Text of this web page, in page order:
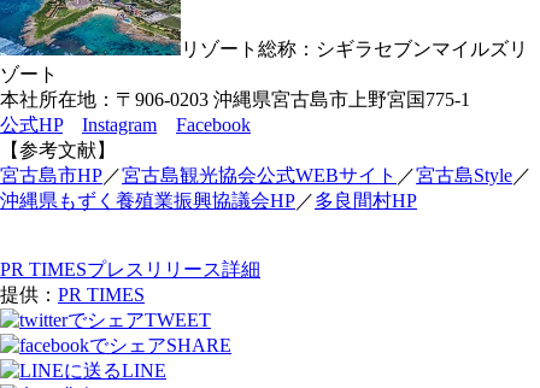
リゾート総称：シギラセブンマイルズリ
ゾート
本社所在地：〒906-0203 沖縄県宮古島市上野宮国775-1
公式HP
Instagram
Facebook
【参考文献】
宮古島市HP／宮古島観光協会公式WEBサイト ／宮古島Style／
沖縄県もずく養殖業振興協議会HP／多良間村HP
PR TIMESプレスリリース詳細
提供： PR TIMES
TWEET
SHARE
LINE